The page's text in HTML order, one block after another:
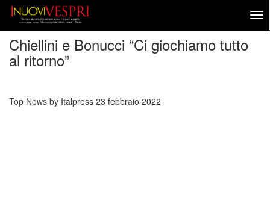
Chiellini e Bonucci “Ci giochiamo tutto
al ritorno”
Top News by Italpress 23 febbraio 2022